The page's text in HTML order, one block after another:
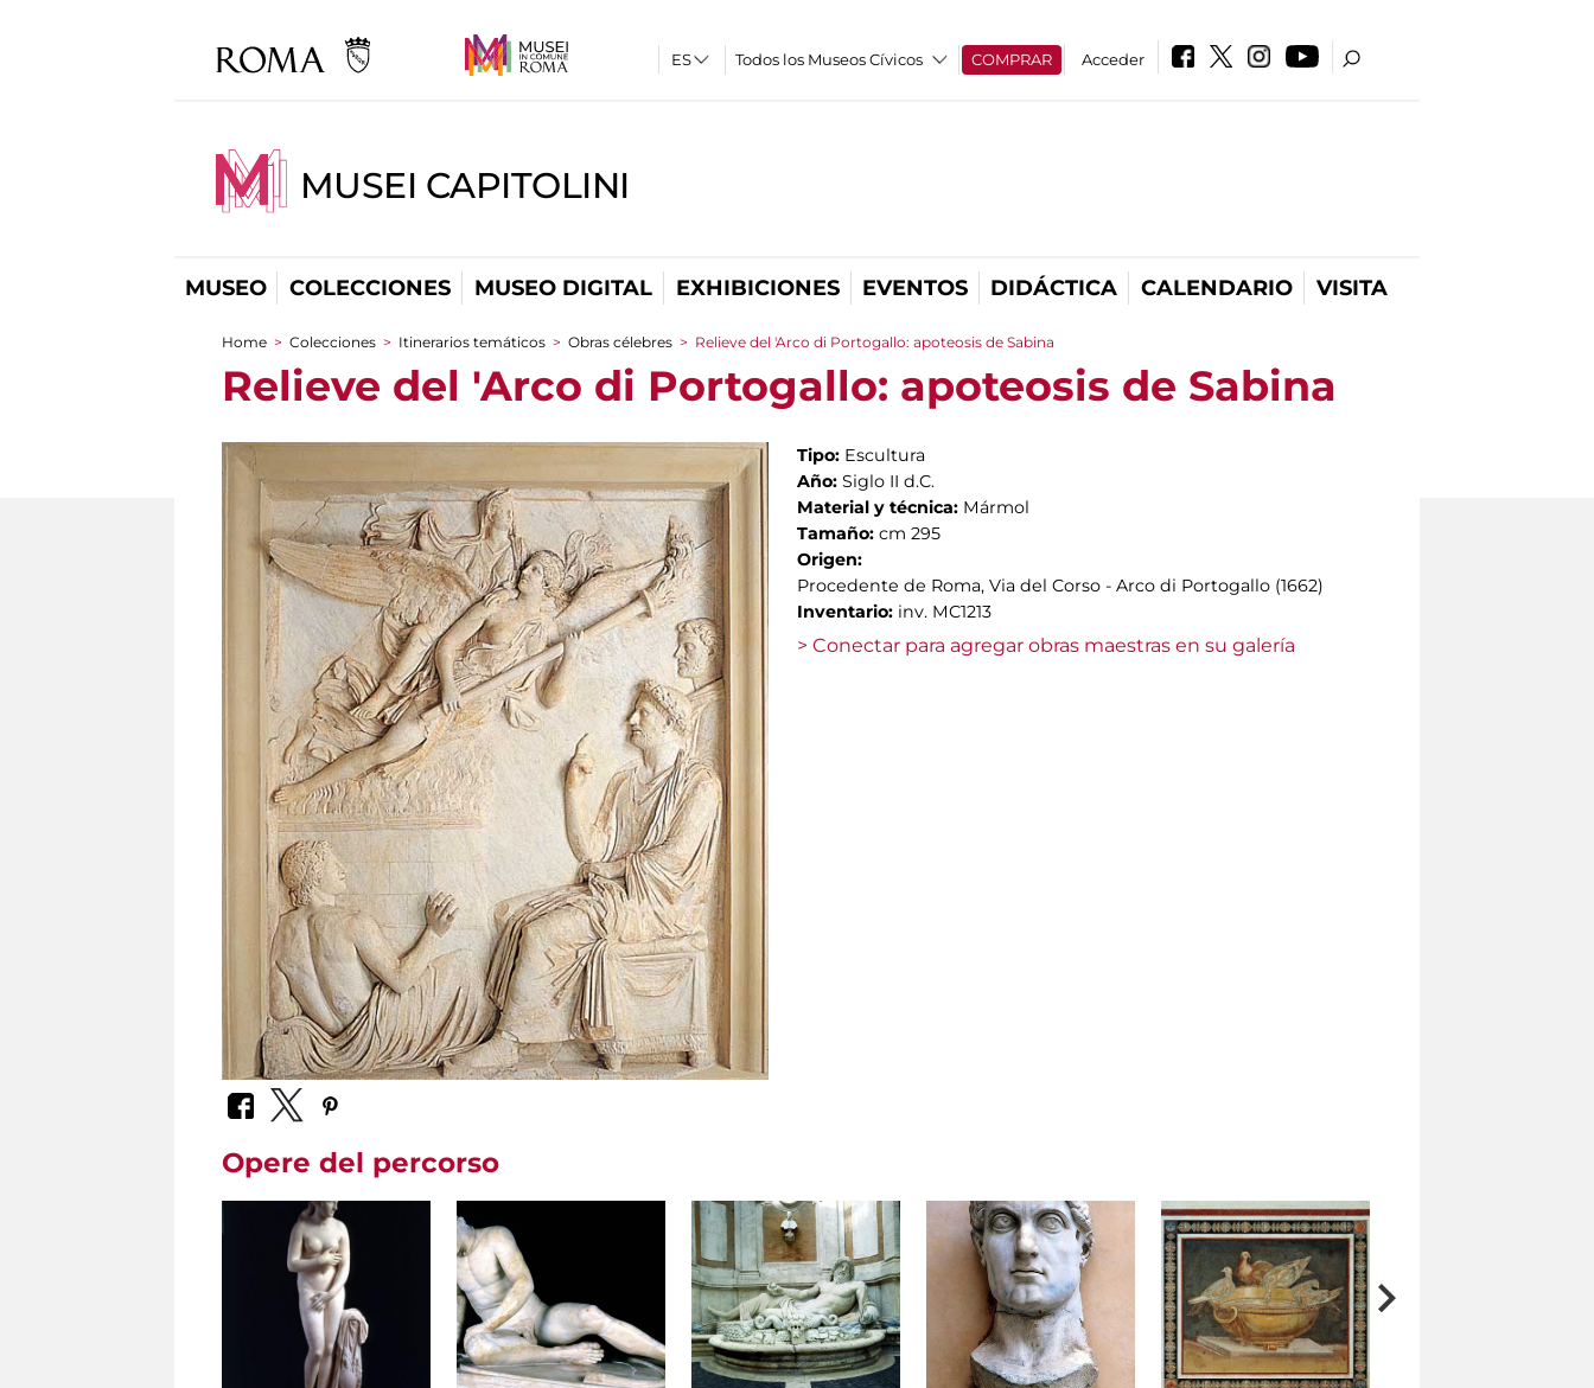
Todos los Museos Cívicos COMPRAR Acceder
MUSEI CAPITOLINI
MUSEO COLECCIONES MUSEO DIGITAL EXHIBICIONES EVENTOS DIDÁCTICA CALENDARIO VISITA
You are here
Home > Colecciones > Itinerarios temáticos > Obras célebres > Relieve del 'Arco di Portogallo: apoteosis de Sabina
Relieve del 'Arco di Portogallo: apoteosis de Sabina
Tipo: Escultura
Año: Siglo II d.C.
Material y técnica: Mármol
Tamaño: cm 295
Origen:
Procedente de Roma, Via del Corso - Arco di Portogallo (1662)
Inventario: inv. MC1213
> Conectar para agregar obras maestras en su galería
Opere del percorso